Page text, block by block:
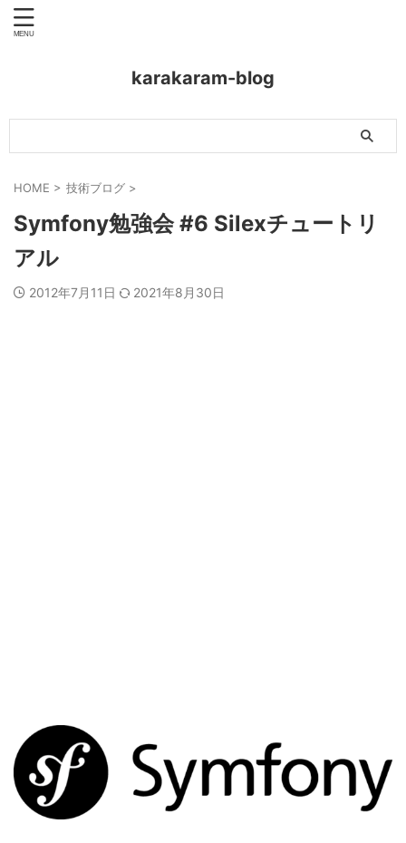
karakaram-blog
HOME > 技術ブログ >
Symfony勉強会 #6 Silexチュートリ
アル
2012年7月11日 2021年8月30日